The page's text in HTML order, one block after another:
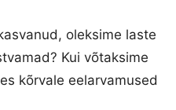
oleksime laste
Kui võtaksime
kõrvale eelarvamused